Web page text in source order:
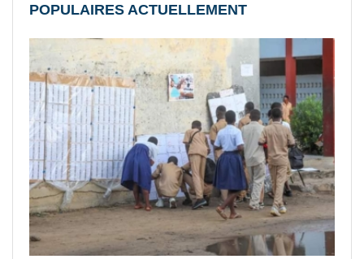
POPULAIRES ACTUELLEMENT